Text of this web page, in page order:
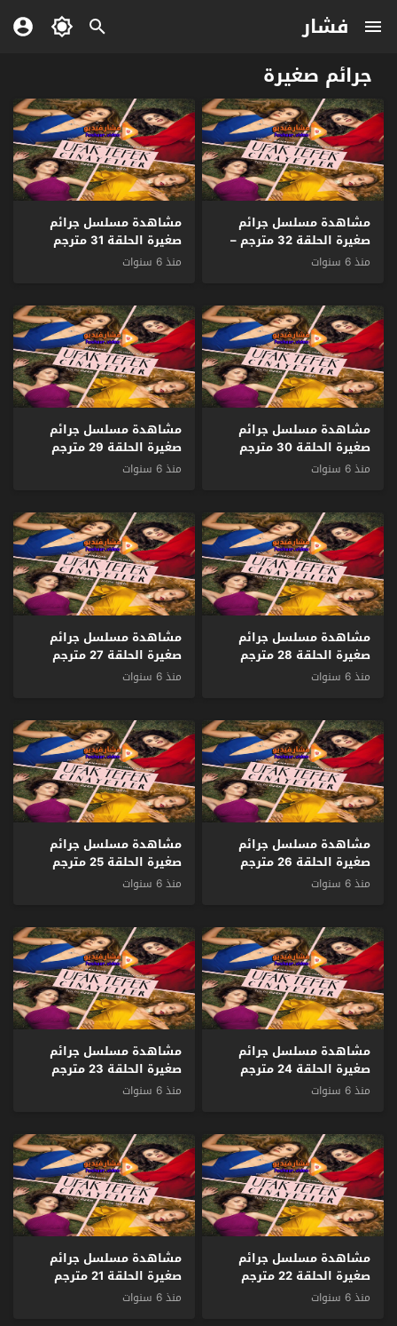
فشار
جرائم صغيرة
مشاهدة مسلسل جرائم
صغيرة الحلقة 32 مترجم –
الاخيرة
منذ 6 سنوات
مشاهدة مسلسل جرائم
صغيرة الحلقة 31 مترجم
منذ 6 سنوات
مشاهدة مسلسل جرائم
صغيرة الحلقة 30 مترجم
منذ 6 سنوات
مشاهدة مسلسل جرائم
صغيرة الحلقة 29 مترجم
منذ 6 سنوات
مشاهدة مسلسل جرائم
صغيرة الحلقة 28 مترجم
منذ 6 سنوات
مشاهدة مسلسل جرائم
صغيرة الحلقة 27 مترجم
منذ 6 سنوات
مشاهدة مسلسل جرائم
صغيرة الحلقة 26 مترجم
منذ 6 سنوات
مشاهدة مسلسل جرائم
صغيرة الحلقة 25 مترجم
منذ 6 سنوات
مشاهدة مسلسل جرائم
صغيرة الحلقة 24 مترجم
منذ 6 سنوات
مشاهدة مسلسل جرائم
صغيرة الحلقة 23 مترجم
منذ 6 سنوات
مشاهدة مسلسل جرائم
صغيرة الحلقة 22 مترجم
منذ 6 سنوات
مشاهدة مسلسل جرائم
صغيرة الحلقة 21 مترجم
منذ 6 سنوات